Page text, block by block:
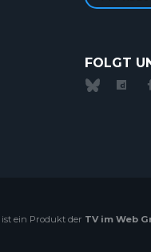
FOLGT
ist ein Produkt der TV im Web